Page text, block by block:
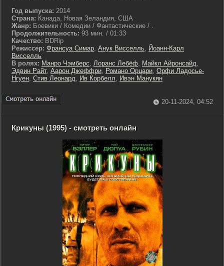
Год выпуска: 2014
Страна: Канада, Новая Зеландия, США
Жанр: Боевики / Комедии / Фантастические / .
Продолжительность: 93 мин. / 01:33
Качество: BDRip
Режиссер: Франсуа Симар, Анук Висселль, Йоанн-Карл
Висселль
В ролях: Манро Чэмберс, Лоранс Лебёф, Майкл Айронсайд,
Эдвин Райт, Аарон Джеффри, Романо Орцари, Орфи Ладосье-
Нгуен, Стив Леонард, Ив Корбелл, Ивэн Манукян
20-11-2024, 04:52
Крикуны (1995) - смотреть онлайн